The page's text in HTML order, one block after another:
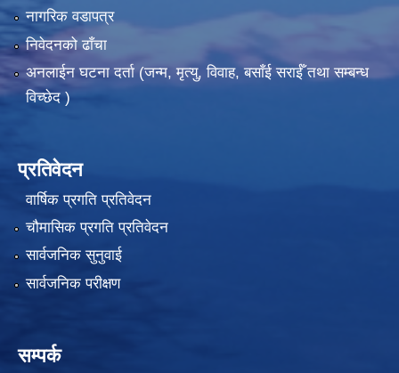
नागरिक वडापत्र
निवेदनको ढाँचा
अनलाईन घटना दर्ता (जन्म, मृत्यु, विवाह, बसाँई सराईँ तथा सम्बन्ध
विच्छेद )
प्रतिवेदन
वार्षिक प्रगति प्रतिवेदन
चौमासिक प्रगति प्रतिवेदन
सार्वजनिक सुनुवाई
सार्वजनिक परीक्षण
सम्पर्क